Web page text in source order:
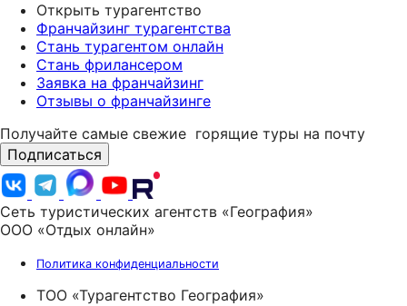
Открыть турагентство
Франчайзинг турагентства
Стань турагентом онлайн
Стань фрилансером
Заявка на франчайзинг
Отзывы о франчайзинге
Получайте самые свежие горящие туры на почту
Подписаться
Сеть туристических агентств «География»
ООО «Отдых онлайн»
Политика конфиденциальности
ТОО «Турагентство География»